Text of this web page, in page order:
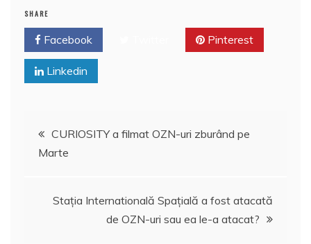
SHARE
Facebook Pinterest
Linkedin
Navigare
articole
CURIOSITY a filmat OZN-uri zburând pe
Marte
Staţia Internatională Spaţială a fost atacată
de OZN-uri sau ea le-a atacat?